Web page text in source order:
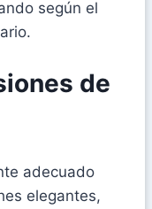
según el
de
adecuado
elegantes,